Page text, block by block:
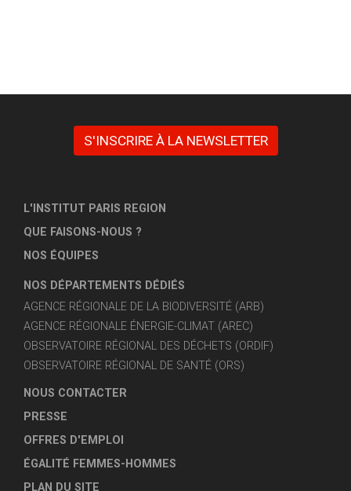
S'INSCRIRE À LA NEWSLETTER
L'INSTITUT PARIS REGION
QUE FAISONS-NOUS ?
NOS ÉQUIPES
NOS DÉPARTEMENTS DÉDIÉS
AGENCE RÉGIONALE DE LA BIODIVERSITÉ (ARB)
AGENCE RÉGIONALE ÉNERGIE-CLIMAT (AREC)
OBSERVATOIRE RÉGIONAL DES DÉCHETS (ORDIF)
OBSERVATOIRE RÉGIONAL DE SANTÉ (ORS)
NOUS CONTACTER
PRESSE
OFFRES D'EMPLOI
ÉGALITÉ FEMMES-HOMMES
PLAN DU SITE